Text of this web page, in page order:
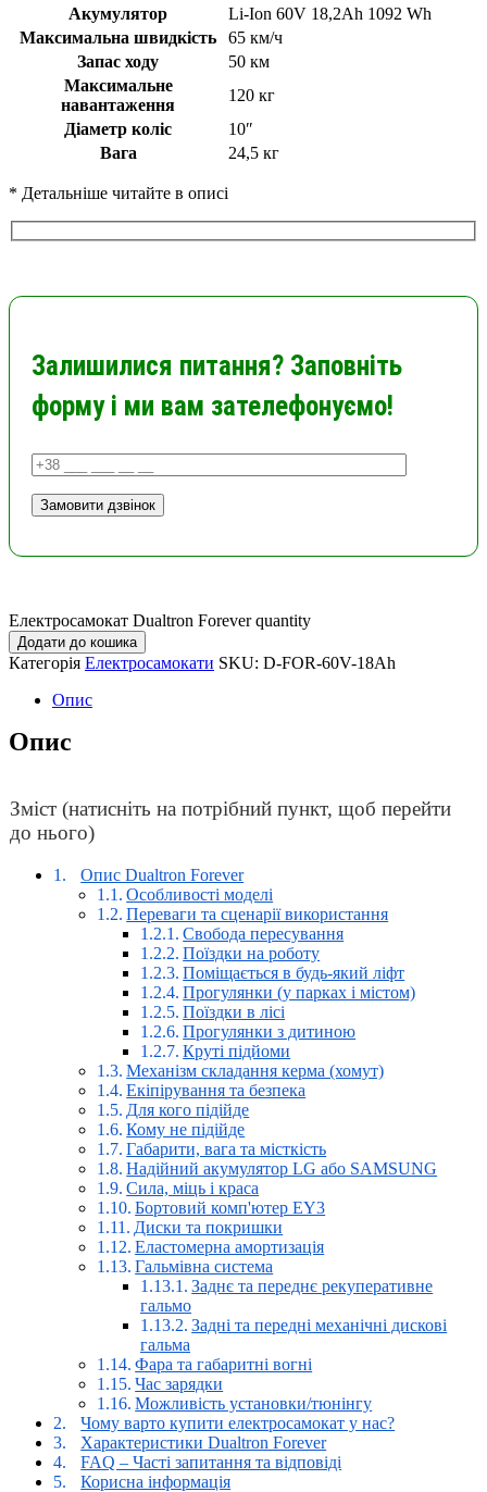
Акумулятор
Li-Ion 60V 18,2Ah 1092 Wh
Максимальна швидкість
65 км/ч
Запас ходу
50 км
Максимальне
навантаження
120 кг
Діаметр коліс
10″
Вага
24,5 кг
* Детальніше читайте в описі
Залишилися питання? Заповніть
форму і ми вам зателефонуємо!
Електросамокат Dualtron Forever quantity
Додати до кошика
Категорія Електросамокати SKU: D-FOR-60V-18Ah
Опис
Опис
Зміст (натисніть на потрібний пункт, щоб перейти
до нього)
Опис Dualtron Forever
Особливості моделі
Переваги та сценарії використання
Свобода пересування
Поїздки на роботу
Поміщається в будь-який ліфт
Прогулянки (у парках і містом)
Поїздки в лісі
Прогулянки з дитиною
Круті підйоми
Механізм складання керма (хомут)
Екіпірування та безпека
Для кого підійде
Кому не підійде
Габарити, вага та місткість
Надійний акумулятор LG або SAMSUNG
Сила, міць і краса
Бортовий комп'ютер EY3
Диски та покришки
Еластомерна амортизація
Гальмівна система
Заднє та переднє рекуперативне
гальмо
Задні та передні механічні дискові
гальма
Фара та габаритні вогні
Час зарядки
Можливість установки/тюнінгу
Чому варто купити електросамокат у нас?
Характеристики Dualtron Forever
FAQ – Часті запитання та відповіді
Корисна інформація